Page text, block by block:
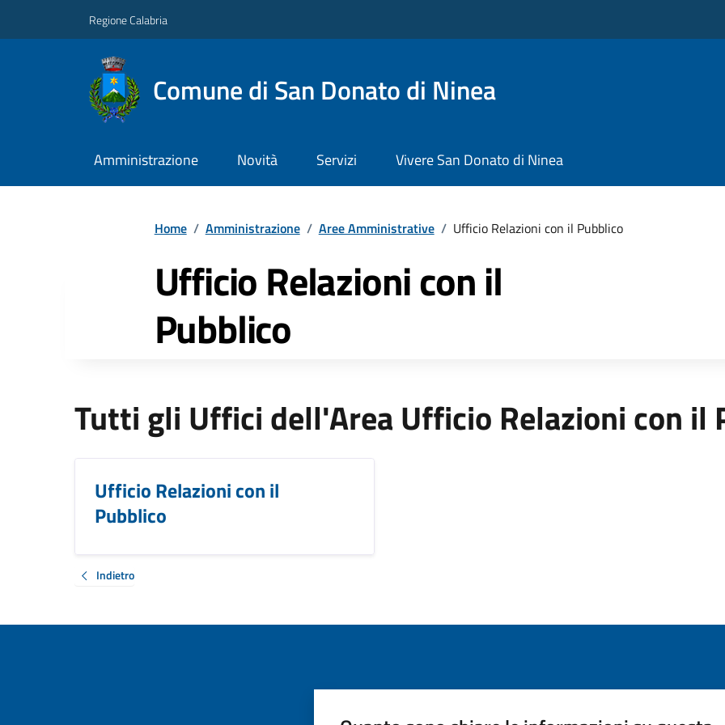
Regione Calabria
Comune di San Donato di Ninea
Amministrazione Novità Servizi Vivere San Donato di Ninea
Home / Amministrazione / Aree Amministrative / Ufficio Relazioni con il Pubblico
Ufficio Relazioni con il
Pubblico
Tutti gli Uffici dell'Area Ufficio Relazioni con il
Ufficio Relazioni con il
Pubblico
Indietro